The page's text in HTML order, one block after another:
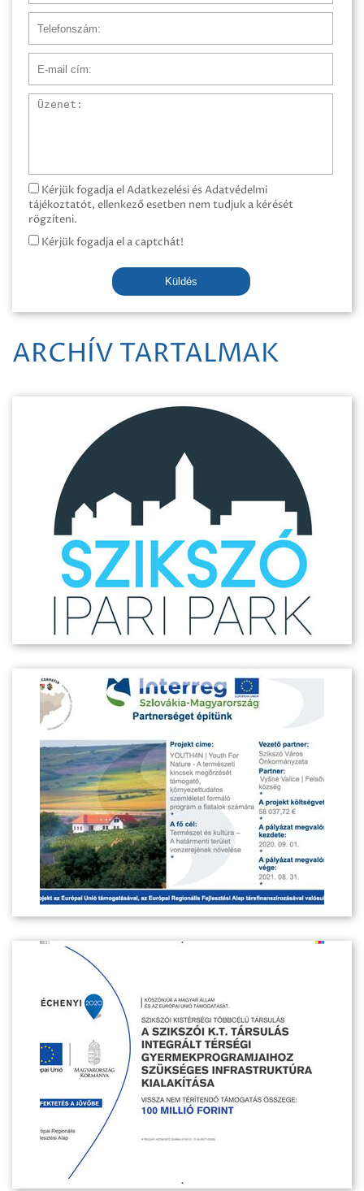
Üzenet
Kérjük fogadja el Adatkezelési és Adatvédelmi
tájékoztatót, ellenkező esetben nem tudjuk a kérését
rögzíteni.
Kérjük fogadja el a captchát!
Küldés
ARCHÍV TARTALMAK